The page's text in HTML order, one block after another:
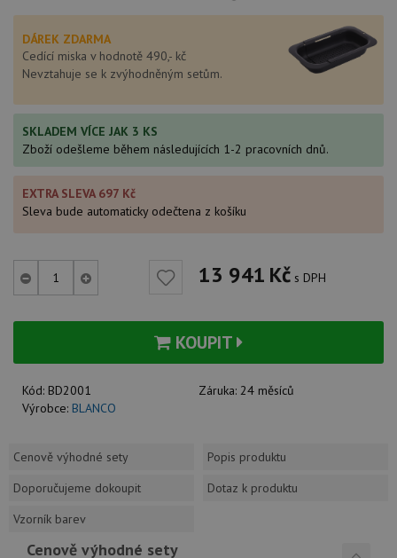
DÁREK ZDARMA
Cedící miska v hodnotě 490,- kč
Nevztahuje se k zvýhodněným setům.
SKLADEM VÍCE JAK 3 KS
Zboží odešleme během následujících 1-2 pracovních dnů.
EXTRA SLEVA 697 Kč
Sleva bude automaticky odečtena z košíku
13 941 Kč s DPH
KOUPIT
Kód: BD2001 Záruka: 24 měsíců
Výrobce: BLANCO
Cenově výhodné sety
Popis produktu
Doporučujeme dokoupit
Dotaz k produktu
Vzorník barev
Cenově výhodné sety